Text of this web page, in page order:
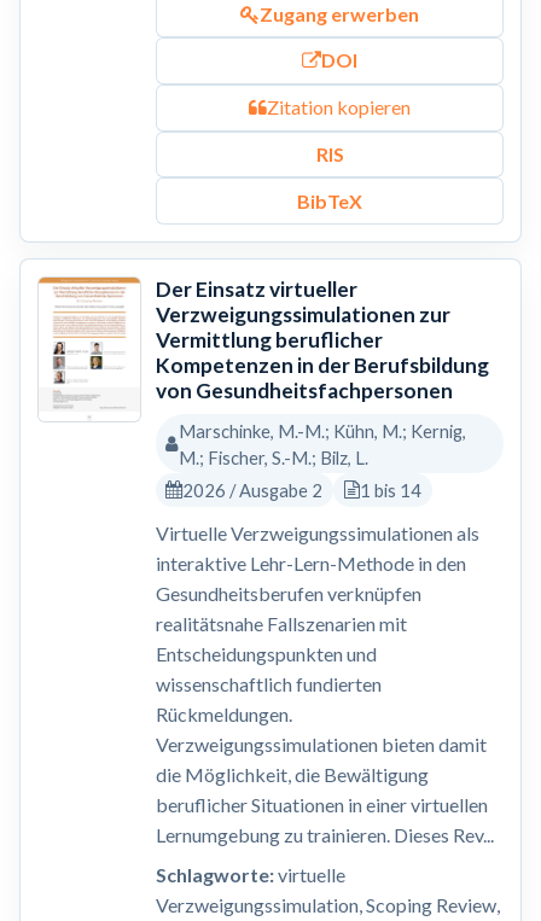
Zugang erwerben
DOI
Zitation kopieren
RIS
BibTeX
Der Einsatz virtueller
Verzweigungssimulationen zur
Vermittlung beruflicher
Kompetenzen in der Berufsbildung
von Gesundheitsfachpersonen
Marschinke, M.-M.; Kühn, M.; Kernig,
M.; Fischer, S.-M.; Bilz, L.
2026 / Ausgabe 2
1 bis 14
Virtuelle Verzweigungssimulationen als
interaktive Lehr-Lern-Methode in den
Gesundheitsberufen verknüpfen
realitätsnahe Fallszenarien mit
Entscheidungspunkten und
wissenschaftlich fundierten
Rückmeldungen.
Verzweigungssimulationen bieten damit
die Möglichkeit, die Bewältigung
beruflicher Situationen in einer virtuellen
Lernumgebung zu trainieren. Dieses Rev...
Schlagworte:virtuelle
Verzweigungssimulation, Scoping Review,